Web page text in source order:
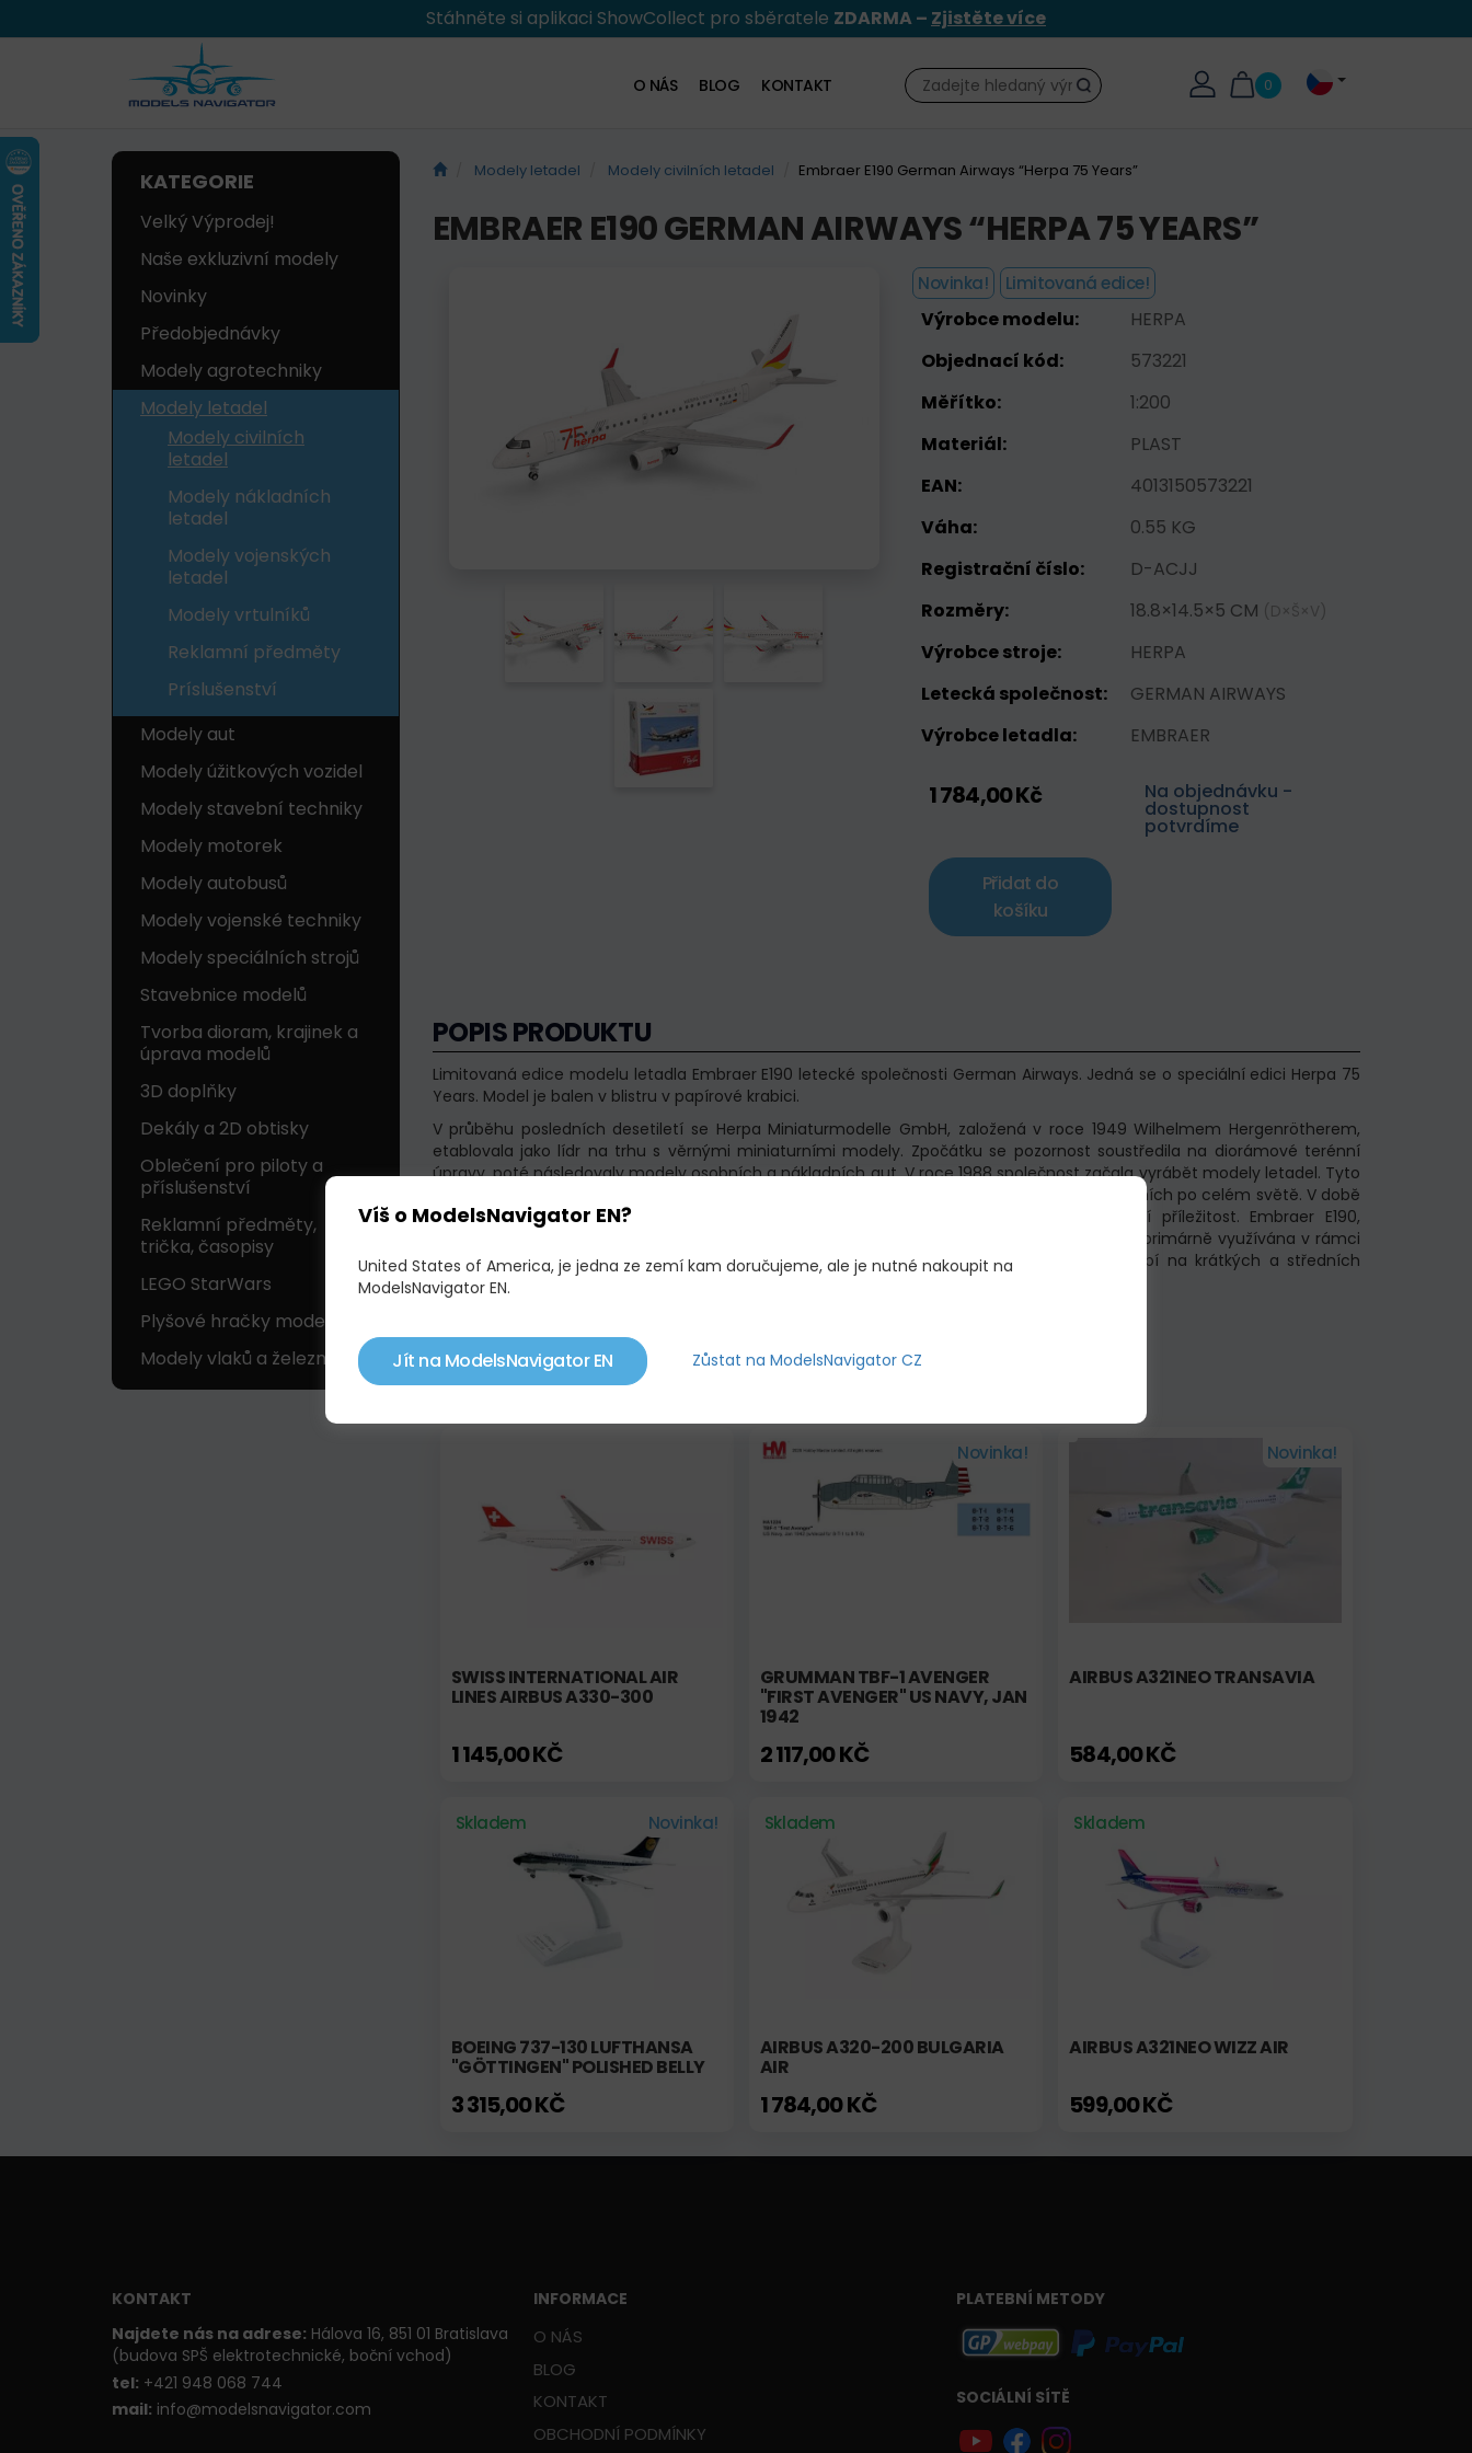
Stáhněte si aplikaci ShowCollect pro sběratele ZDARMA – Zjistěte více
0
Hledat
O NÁS BLOG KONTAKT
KATEGORIE
Velký Výprodej!
Naše exkluzivní modely
Novinky
Předobjednávky
Modely agrotechniky
Modely letadel
Modely civilních
letadel
Modely nákladních
letadel
Modely vojenských
letadel
Modely vrtulníků
Reklamní předměty
Príslušenství
Modely aut
Modely úžitkových vozidel
Modely stavební techniky
Modely motorek
Modely autobusů
Modely vojenské techniky
Modely speciálních strojů
Stavebnice modelů
Tvorba dioram, krajinek a
úprava modelů
3D doplňky
Dekály a 2D obtisky
Oblečení pro piloty a
příslušenství
Reklamní předměty,
trička, časopisy
LEGO StarWars
Plyšové hračky modelů
Modely vlaků a železnic
Modely letadel Modely civilních letadel Embraer E190 German Airways “Herpa 75 Years”
EMBRAER E190 GERMAN AIRWAYS “HERPA 75 YEARS”
Novinka! Limitovaná edice!
Výrobce modelu:
HERPA
Objednací kód:
573221
Měřítko:
1:200
Materiál:
PLAST
EAN:
4013150573221
Váha:
0.55 KG
Registrační číslo:
D-ACJJ
Rozměry:
18.8×14.5×5 CM (D×Š×V)
Výrobce stroje:
HERPA
Letecká společnost:
GERMAN AIRWAYS
Výrobce letadla:
EMBRAER
1 784,00 Kč Na objednávku -
dostupnost
potvrdíme
Přidat do
košíku
POPIS PRODUKTU
Limitovaná edice modelu letadla Embraer E190 letecké společnosti German Airways. Jedná se o speciální edici Herpa 75
Years. Model je balen v blistru v papírové krabici.
V průběhu posledních desetiletí se Herpa Miniaturmodelle GmbH, založená v roce 1949 Wilhelmem Hergenrötherem,
etablovala jako lídr na trhu s věrnými miniaturními modely. Zpočátku se pozornost soustředila na diorámové terénní
úpravy, poté následovaly modely osobních a nákladních aut. V roce 1988 společnost začala vyrábět modely letadel. Tyto
se rychle staly oblíbenými sběratelskými předměty a jsou dnes dostupné ve více než 60 zemích po celém světě. V době
svého 75. výročí se Herpa spojila s German Airways, aby si připomněla tuto speciální příležitost. Embraer E190,
registrovaná jako D-ACJJ, oficiálně vzlétla do nebe nad Evropou od 3. července 2024. Bude primárně využívána v rámci
smlouvy o pronájmu s posádkou s nizozemským vlajkovým přepravcem KLM, který působí na krátkých a středních
trasách spojujících Amsterdam s jiných evropských městech na celém kontinentu.
PODOBNÉ PRODUKTY
SWISS INTERNATIONAL AIR
LINES AIRBUS A330-300
1 145,00 KČ
Novinka!
GRUMMAN TBF-1 AVENGER
"FIRST AVENGER" US NAVY, JAN
1942
2 117,00 KČ
Novinka!
AIRBUS A321NEO TRANSAVIA
584,00 KČ
Skladem Novinka!
BOEING 737-130 LUFTHANSA
"GÖTTINGEN" POLISHED BELLY
3 315,00 KČ
Skladem
AIRBUS A320-200 BULGARIA
AIR
1 784,00 KČ
Skladem
AIRBUS A321NEO WIZZ AIR
599,00 KČ
KONTAKT
Najdete nás na adrese: Hálova 16, 851 01 Bratislava
(budova SPŠ elektrotechnické, boční vchod)
tel: +421 948 068 744
mail: info@modelsnavigator.com
INFORMACE
O NÁS
BLOG
KONTAKT
OBCHODNÍ PODMÍNKY
PLATEBNÍ METODY
SOCIÁLNÍ SÍTĚ
Víš o ModelsNavigator EN?
United States of America, je jedna ze zemí kam doručujeme, ale je nutné nakoupit na
ModelsNavigator EN.
Jít na ModelsNavigator EN Zůstat na ModelsNavigator CZ